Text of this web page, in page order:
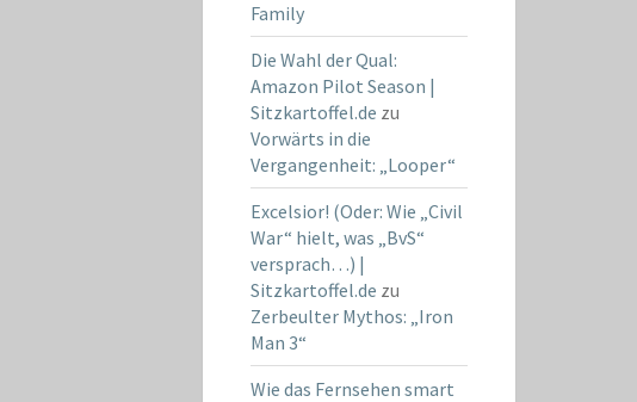
Family
Die Wahl der Qual:
Amazon Pilot Season |
Sitzkartoffel.de zu
Vorwärts in die
Vergangenheit: „Looper“
Excelsior! (Oder: Wie „Civil
War“ hielt, was „BvS“
versprach…) |
Sitzkartoffel.de zu
Zerbeulter Mythos: „Iron
Man 3“
Wie das Fernsehen smart